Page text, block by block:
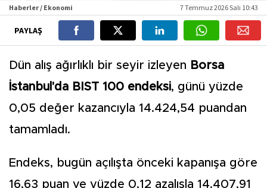
Haberler / Ekonomi 7 Temmuz 2026 Salı 10:43
PAYLAŞ
Dün alış ağırlıklı bir seyir izleyen Borsa
İstanbul'da BIST 100 endeksi, günü yüzde
0,05 değer kazancıyla 14.424,54 puandan
tamamladı.
Endeks, bugün açılışta önceki kapanışa göre
16,63 puan ve yüzde 0,12 azalışla 14.407,91